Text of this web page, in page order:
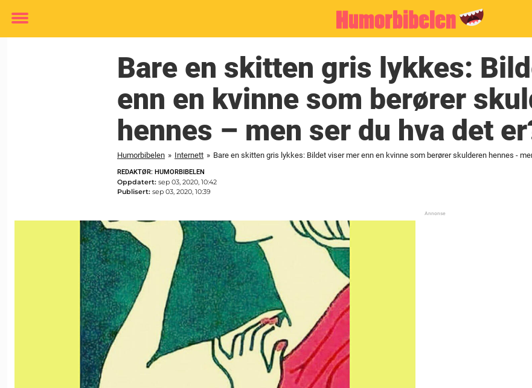
Toggle
Bare en skitten gris lykkes:
enn en kvinne som berører
hennes – men ser du hva det
Humorbibelen » Internett » Bare en skitten gris lykkes: Bildet viser mer enn en kvinne som berører skulderen hennes -
REDAKTØR: HUMORBIBELEN
Oppdatert: sep 03, 2020, 10:42
Publisert: sep 03, 2020, 10:39